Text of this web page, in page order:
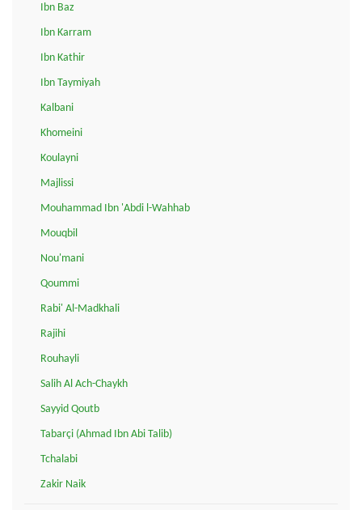
Ibn Baz
Ibn Karram
Ibn Kathir
Ibn Taymiyah
Kalbani
Khomeini
Koulayni
Majlissi
Mouhammad Ibn 'Abdi l-Wahhab
Mouqbil
Nou'mani
Qoummi
Rabi' Al-Madkhali
Rajihi
Rouhayli
Salih Al Ach-Chaykh
Sayyid Qoutb
Tabarçi (Ahmad Ibn Abi Talib)
Tchalabi
Zakir Naik